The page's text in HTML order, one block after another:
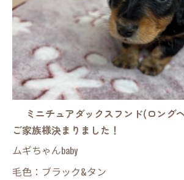
ミニチュアダックスフンド(ロング
ご家族様決まりました！
ムギちゃんbaby
毛色：ブラック&タン